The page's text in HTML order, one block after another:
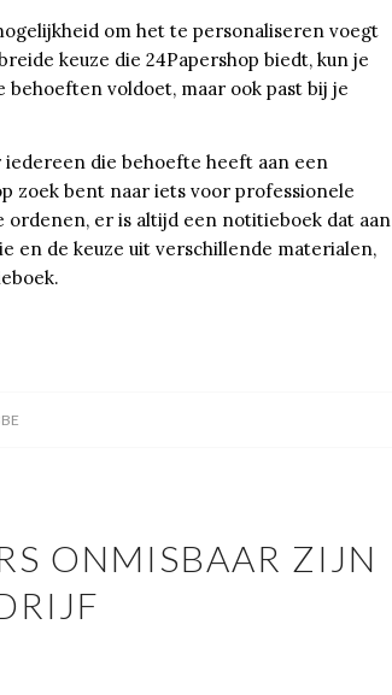
om het te personaliseren voegt
keuze die 24Papershop biedt, kun je
voldoet, maar ook past bij je
die behoefte heeft aan een
zoek bent naar iets voor professionele
er is altijd een notitieboek dat aan
en de keuze uit verschillende materialen,
ONMISBAAR ZIJN